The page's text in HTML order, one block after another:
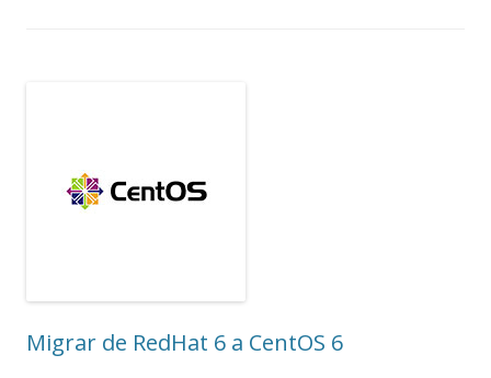
Migrar de RedHat 6 a CentOS 6